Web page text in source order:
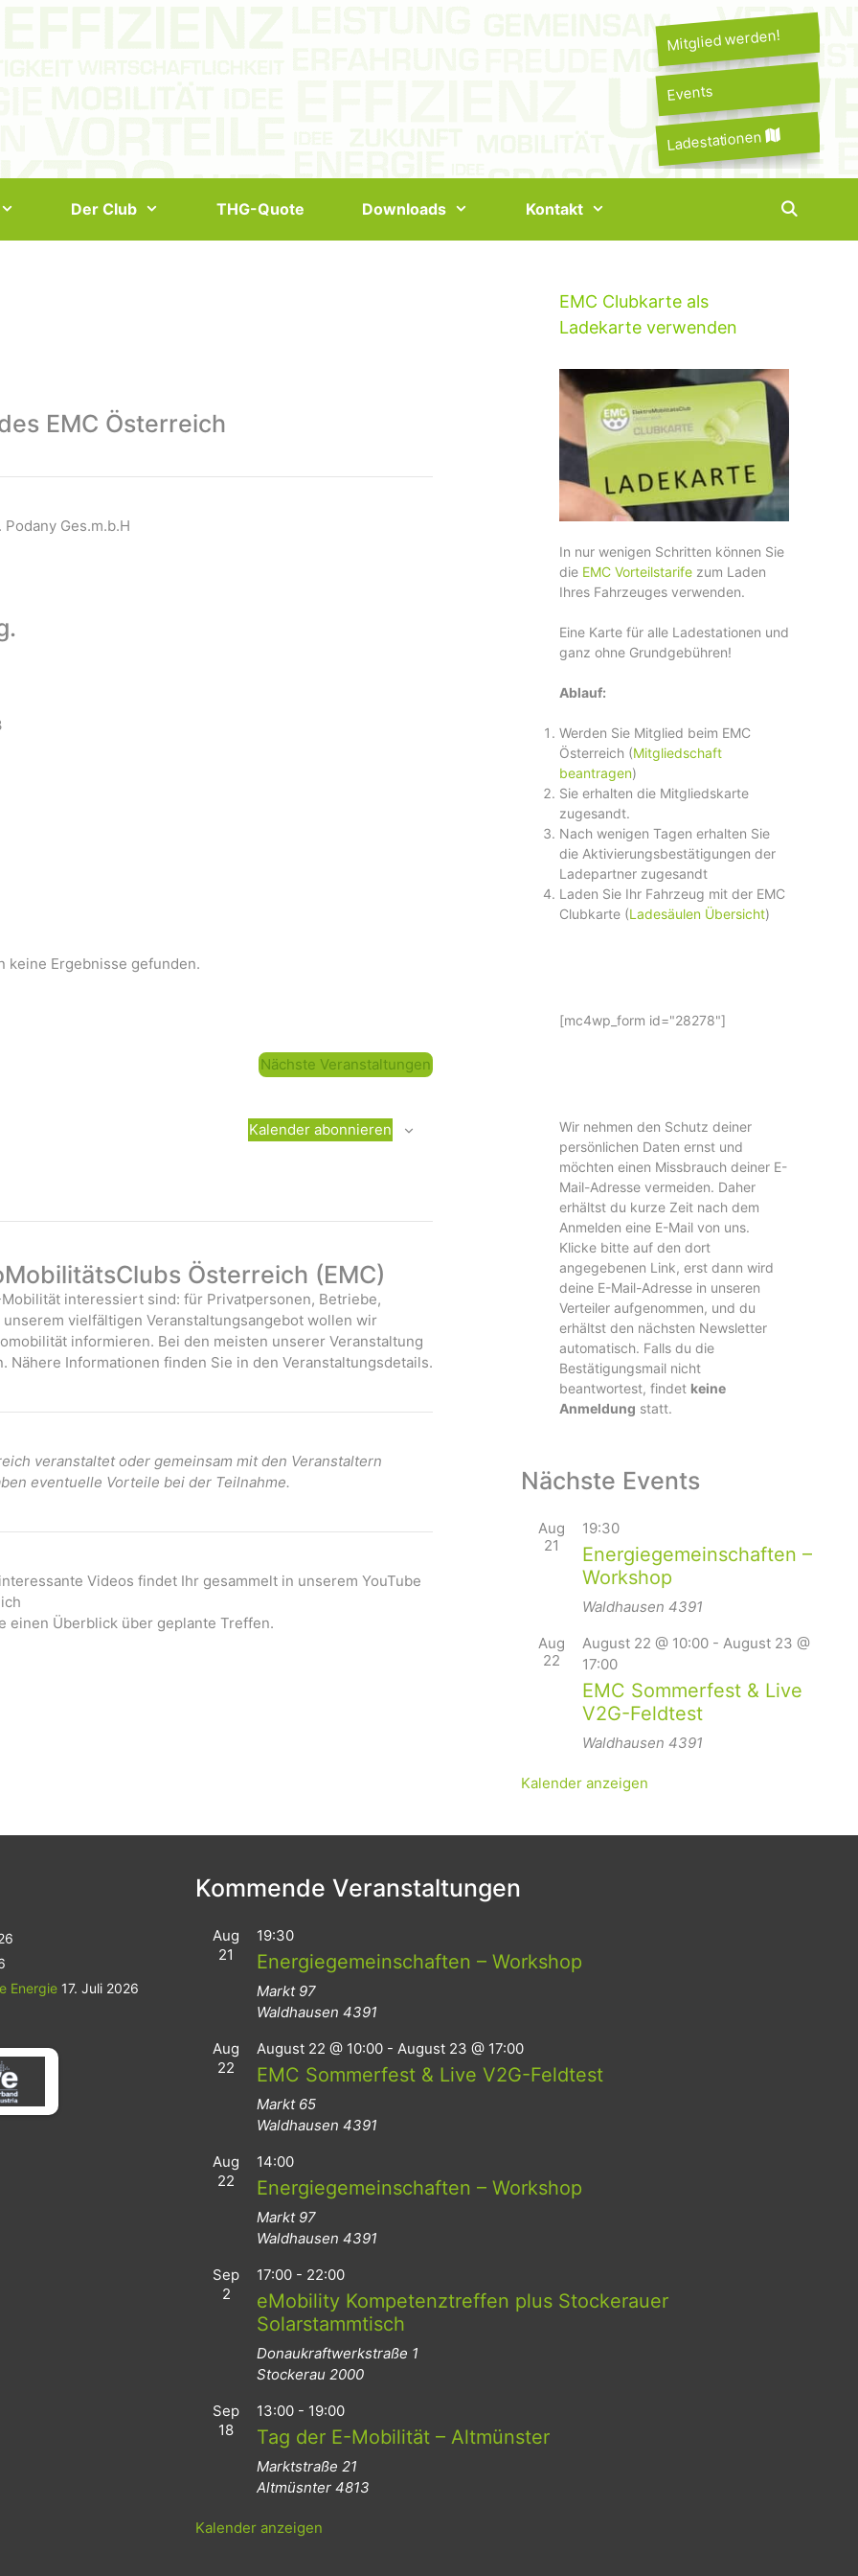
Mitglied werden!
Events
Ladestationen
Der Club THG-Quote Downloads Kontakt
EMC Österreich
keine Ergebnisse gefunden.
Ges.m.b.H
Nächste Veranstaltungen
Kalender abonnieren
Österreich (EMC)
interessiert sind: für Privatpersonen, Betriebe,
vielfältigen Veranstaltungsangebot wollen wir
informieren. Bei den meisten unserer Veranstaltung
Informationen finden Sie in den Veranstaltungsdetails.
veranstaltet oder gemeinsam mit den Veranstaltern
eventuelle Vorteile bei der Teilnahme.
Videos findet Ihr gesammelt in unserem YouTube
einen Überblick über geplante Treffen.
EMC Clubkarte als
Ladekarte verwenden
In nur wenigen Schritten können Sie
die EMC Vorteilstarife zum Laden
Ihres Fahrzeuges verwenden.
Eine Karte für alle Ladestationen und
ganz ohne Grundgebühren!
Ablauf:
Werden Sie Mitglied beim EMC
Österreich (Mitgliedschaft
beantragen)
Sie erhalten die Mitgliedskarte
zugesandt.
Nach wenigen Tagen erhalten Sie
die Aktivierungsbestätigungen der
Ladepartner zugesandt
Laden Sie Ihr Fahrzeug mit der EMC
Clubkarte (Ladesäulen Übersicht)
[mc4wp_form id="28278"]
Wir nehmen den Schutz deiner
persönlichen Daten ernst und
möchten einen Missbrauch deiner E-
Mail-Adresse vermeiden. Daher
erhältst du kurze Zeit nach dem
Anmelden eine E-Mail von uns.
Klicke bitte auf den dort
angegebenen Link, erst dann wird
deine E-Mail-Adresse in unseren
Verteiler aufgenommen, und du
erhältst den nächsten Newsletter
automatisch. Falls du die
Bestätigungsmail nicht
beantwortest, findet keine
Anmeldung statt.
Nächste Events
Aug
21
19:30
Energiegemeinschaften –
Workshop
Waldhausen 4391
Aug
22
August 22 @ 10:00 - August 23 @
17:00
EMC Sommerfest & Live
V2G-Feldtest
Waldhausen 4391
Kalender anzeigen
Energie 17. Juli 2026
Kommende Veranstaltungen
Aug
21
19:30
Energiegemeinschaften – Workshop
Markt 97
Waldhausen 4391
Aug
22
August 22 @ 10:00 - August 23 @ 17:00
EMC Sommerfest & Live V2G-Feldtest
Markt 65
Waldhausen 4391
Aug
22
14:00
Energiegemeinschaften – Workshop
Markt 97
Waldhausen 4391
Sep
2
17:00 - 22:00
eMobility Kompetenztreffen plus Stockerauer
Solarstammtisch
Donaukraftwerkstraße 1
Stockerau 2000
Sep
18
13:00 - 19:00
Tag der E-Mobilität – Altmünster
Marktstraße 21
Altmüsnter 4813
Kalender anzeigen